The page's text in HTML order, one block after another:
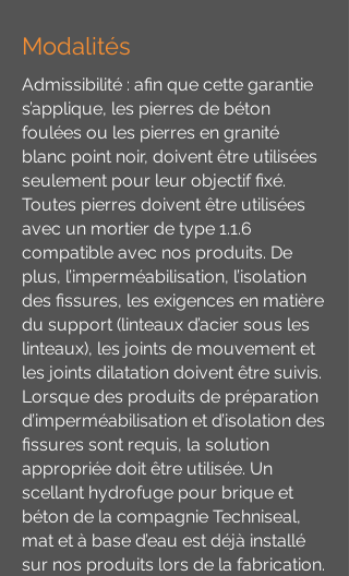
Modalités
Admissibilité : afin que cette garantie
s’applique, les pierres de béton
foulées ou les pierres en granité
blanc point noir, doivent être utilisées
seulement pour leur objectif fixé.
Toutes pierres doivent être utilisées
avec un mortier de type 1.1.6
compatible avec nos produits. De
plus, l’imperméabilisation, l’isolation
des fissures, les exigences en matière
du support (linteaux d’acier sous les
linteaux), les joints de mouvement et
les joints dilatation doivent être suivis.
Lorsque des produits de préparation
d’imperméabilisation et d’isolation des
fissures sont requis, la solution
appropriée doit être utilisée. Un
scellant hydrofuge pour brique et
béton de la compagnie Techniseal,
mat et à base d’eau est déjà installé
sur nos produits lors de la fabrication.